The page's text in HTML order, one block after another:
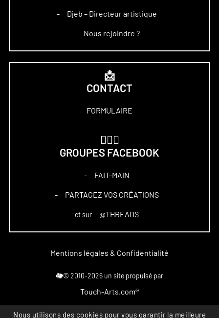
– Djeb – Directeur artistique
– Nous rejoindre ?
📩
CONTACT
FORMULAIRE
GROUPES FACEBOOK
– FAIT-MAIN
– PARTAGEZ VOS CRÉATIONS
et sur @THREADS
Mentions légales & Confidentialité
🐘© 2010-2026 un site propulsé par
Touch-Arts.com®
Marque déposée
Nous utilisons des cookies pour vous garantir la meilleure